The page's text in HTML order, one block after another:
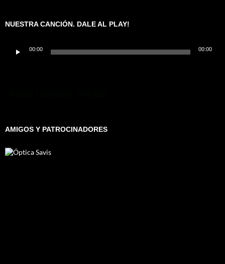
NUESTRA CANCIÓN. DALE AL PLAY!
Reproductor
00:00 00:00
AMIGOS Y PATROCINADORES